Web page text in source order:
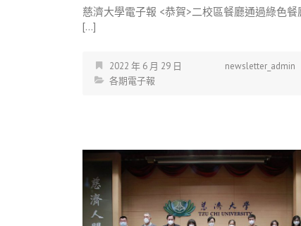
慈濟大學電子報 <恭賀>二校區餐廳通過綠色餐
[…]
2022 年 6 月 29 日
newsletter_admin
各期電子報